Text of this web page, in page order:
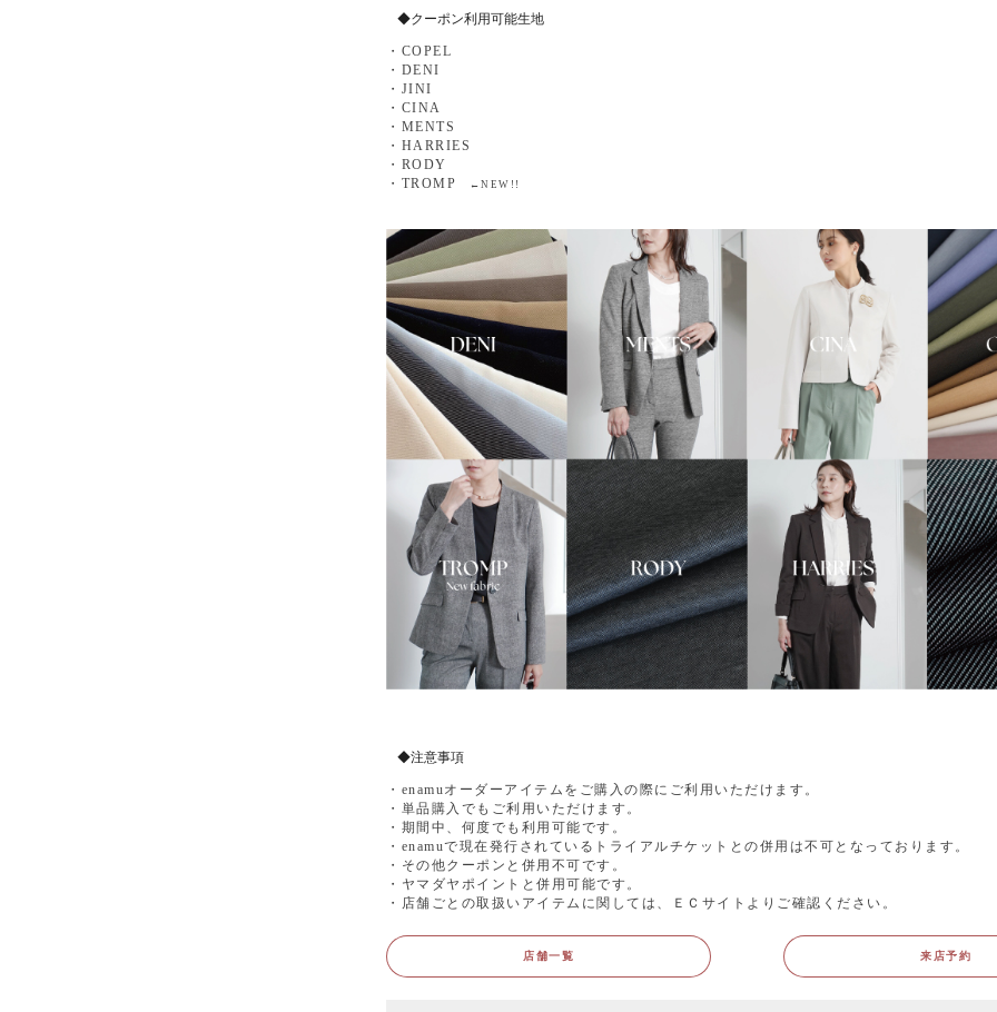
◆クーポン利用可能生地
・COPEL
・DENI
・JINI
・CINA
・MENTS
・HARRIES
・RODY
・TROMP
←NEW!!
◆注意事項
・enamuオーダーアイテムをご購入の際にご利用いただけます。
・単品購入でもご利用いただけます。
・期間中、何度でも利用可能です。
・enamuで現在発行されているトライアルチケットとの併用は不可となっております。
・その他クーポンと併用不可です。
・ヤマダヤポイントと併用可能です。
・店舗ごとの取扱いアイテムに関しては、ＥＣサイトよりご確認ください。
店舗一覧 来店予約